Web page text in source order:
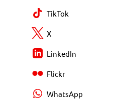
TikTok
X
LinkedIn
Flickr
WhatsApp